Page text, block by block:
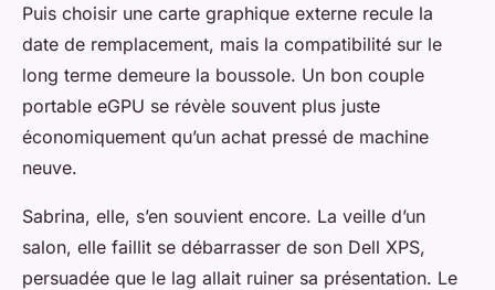
Puis choisir une carte graphique externe recule la
date de remplacement, mais la compatibilité sur le
long terme demeure la boussole. Un bon couple
portable eGPU se révèle souvent plus juste
économiquement qu’un achat pressé de machine
neuve.
Sabrina, elle, s’en souvient encore. La veille d’un
salon, elle faillit se débarrasser de son Dell XPS,
persuadée que le lag allait ruiner sa présentation. Le